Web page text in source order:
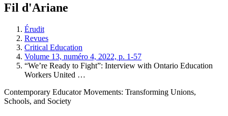
Fil d'Ariane
Érudit
Revues
Critical Education
Volume 13, numéro 4, 2022, p. 1-57
“We’re Ready to Fight”: Interview with Ontario Education
Workers United …
Contemporary Educator Movements: Transforming Unions,
Schools, and Society